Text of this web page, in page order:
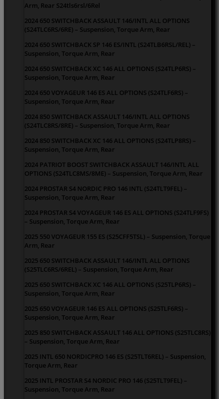
Arm, Rear S24tls6rsl/6Rel
2024 650 SWITCHBACK ASSAULT 146/INTL ALL OPTIONS
(S24TLC6RS/6RE) – Suspension, Torque Arm, Rear
2024 650 SWITCHBACK SP 146 ES/INTL (S24TLB6RSL/REL) –
Suspension, Torque Arm, Rear
2024 650 SWITCHBACK XC 146 ALL OPTIONS (S24TLP6RS) –
Suspension, Torque Arm, Rear
2024 650 VOYAGEUR 146 ES ALL OPTIONS (S24TLF6RS) –
Suspension, Torque Arm, Rear
2024 850 SWITCHBACK ASSAULT 146/INTL ALL OPTIONS
(S24TLC8RS/8RE) – Suspension, Torque Arm, Rear
2024 850 SWITCHBACK XC 146 ALL OPTIONS (S24TLP8RS) –
Suspension, Torque Arm, Rear
2024 PATRIOT BOOST SWITCHBACK ASSAULT 146/INTL ALL
OPTIONS (S24TLC8MS/8ME) – Suspension, Torque Arm, Rear
2024 PROSTAR S4 NORDIC PRO 146 INTL (S24TLT9FEL) –
Suspension, Torque Arm, Rear
2024 PROSTAR S4 VOYAGEUR 146 ES ALL OPTIONS (S24TLF9FS)
– Suspension, Torque Arm, Rear
2025 550 VOYAGEUR 155 ES (S25CFF5TSL) – Suspension, Torque
Arm, Rear
2025 650 SWITCHBACK ASSAULT 146/INTL ALL OPTIONS
(S25TLC6RS/6REL) – Suspension, Torque Arm, Rear
2025 650 SWITCHBACK XC 146 ALL OPTIONS (S25TLP6RS) –
Suspension, Torque Arm, Rear
2025 650 VOYAGEUR 146 ES ALL OPTIONS (S25TLF6RS) –
Suspension, Torque Arm, Rear
2025 850 SWITCHBACK ASSAULT 146 ALL OPTIONS (S25TLC8RS)
– Suspension, Torque Arm, Rear
2025 INTL 650 NORDICPRO 146 ES (S25TLT6REL) – Suspension,
Torque Arm, Rear
2025 INTL PROSTAR S4 NORDIC PRO 146 (S25TLT9FEL) –
Suspension, Torque Arm, Rear